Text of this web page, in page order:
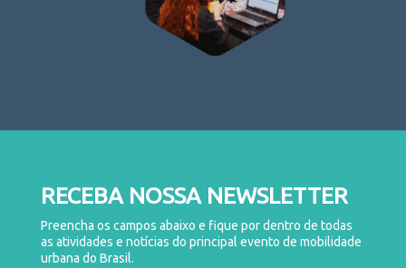
RECEBA NOSSA NEWSLETTER
Preencha os campos abaixo e fique por dentro de todas
as atividades e notícias do principal evento de mobilidade
urbana do Brasil.